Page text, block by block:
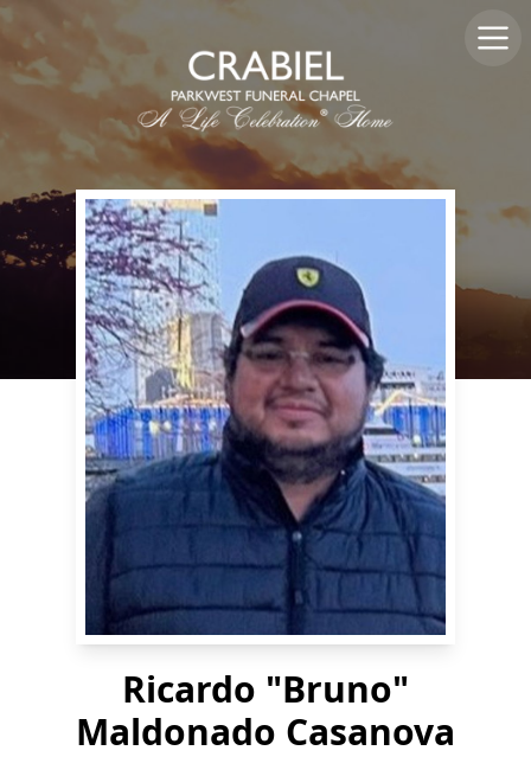
Ricardo "Bruno"
Maldonado Casanova